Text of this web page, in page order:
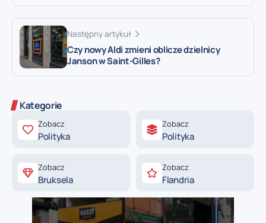
Następny artykuł
Czy nowy Aldi zmieni oblicze dzielnicy
Janson w Saint-Gilles?
Kategorie
Zobacz
Polityka
Zobacz
Polityka
Zobacz
Bruksela
Zobacz
Flandria